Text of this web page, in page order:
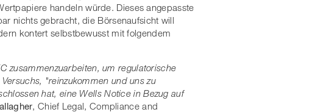
handeln würde. Dieses angepasste
nichts gebracht, die Börsenaufsicht will
kontert selbstbewusst mit folgendem
zusammenzuarbeiten, um regulatorische
"reinzukommen und uns zu
hat, eine Wells Notice in Bezug auf
, Chief Legal, Compliance and